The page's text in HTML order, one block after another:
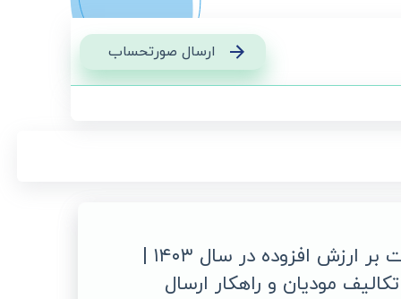
ارسال صورتحساب
افزایش مالیات بر ارزش افزوده در سال ۱۴۰۳ |
مودیان و راهکار ارسال